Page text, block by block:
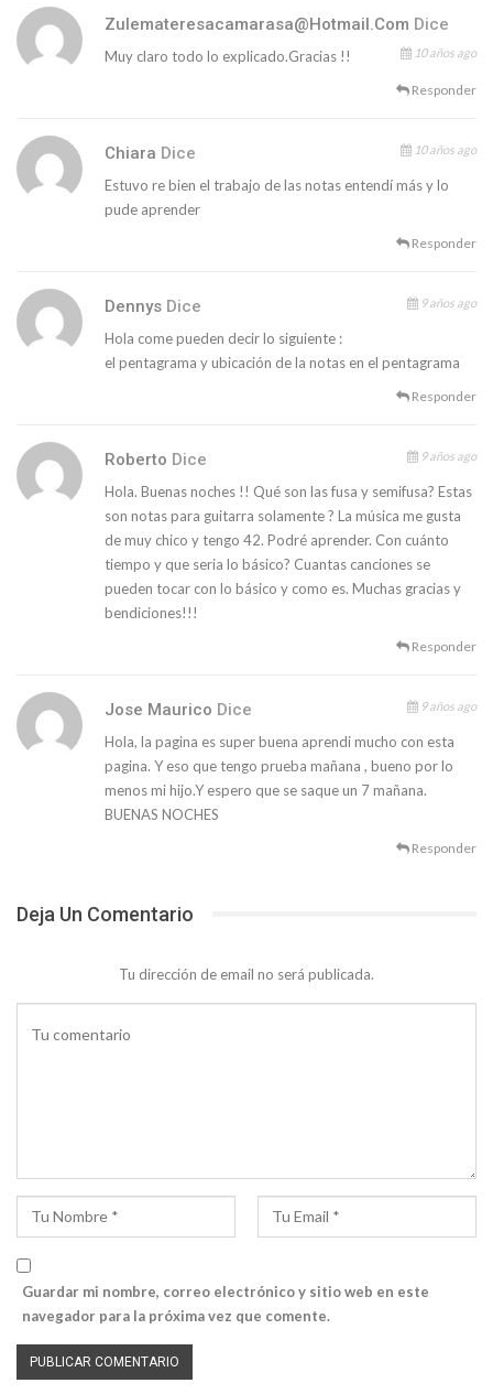
Zulemateresacamarasa@hotmail.com Dice
10 años ago
Muy claro todo lo explicado.Gracias !!
Responder
Chiara Dice 10 años ago
Estuvo re bien el trabajo de las notas entendí más y lo
pude aprender
Responder
Dennys Dice 9 años ago
Hola come pueden decir lo siguiente :
el pentagrama y ubicación de la notas en el pentagrama
Responder
Roberto Dice 9 años ago
Hola. Buenas noches !! Qué son las fusa y semifusa? Estas
son notas para guitarra solamente ? La música me gusta
de muy chico y tengo 42. Podré aprender. Con cuánto
tiempo y que seria lo básico? Cuantas canciones se
pueden tocar con lo básico y como es. Muchas gracias y
bendiciones!!!
Responder
Jose Maurico Dice 9 años ago
Hola, la pagina es super buena aprendi mucho con esta
pagina. Y eso que tengo prueba mañana , bueno por lo
menos mi hijo.Y espero que se saque un 7 mañana.
BUENAS NOCHES
Responder
Deja Un Comentario
Tu dirección de email no será publicada.
Guardar mi nombre, correo electrónico y sitio web en este
navegador para la próxima vez que comente.